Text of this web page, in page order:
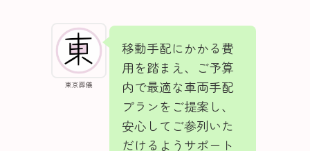
東京葬儀
移動手配にかかる費
用を踏まえ、ご予算
内で最適な車両手配
プランをご提案し、
安心してご参列いた
だけるようサポート